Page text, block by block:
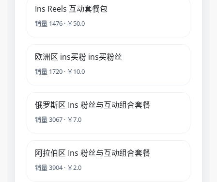
Ins Reels 互动套餐包
销量 1476 · ￥50.0
欧洲区 ins买粉 ins买粉丝
销量 1720 · ￥10.0
俄罗斯区 Ins 粉丝与互动组合套餐
销量 3067 · ￥7.0
阿拉伯区 Ins 粉丝与互动组合套餐
销量 3904 · ￥2.0